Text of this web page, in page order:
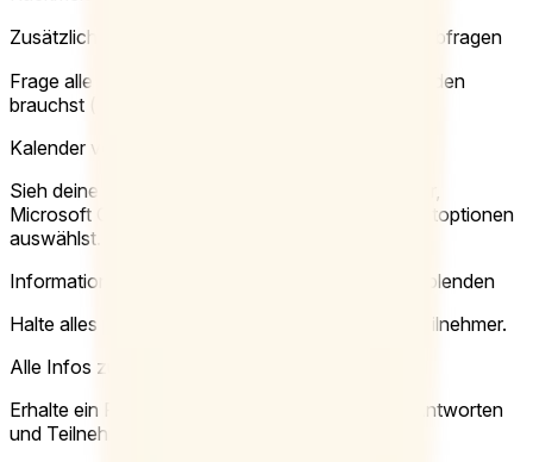
Zusätzliche Informationen von Teilnehmenden abfragen
Frage alle Infos ab, die du von deinen Teilnehmenden
brauchst (z. B. E-Mail, Telefonnummer).
Kalender verbinden
Sieh deine Verfügbarkeit direkt in Google Calendar,
Microsoft Office 365 und iCal, während du die Zeitoptionen
auswählst.
Informationen der Teilnehmenden für andere ausblenden
Halte alles privat und schütze die Daten deiner Teilnehmer.
Alle Infos zum Termin exportieren
Erhalte ein PDF oder eine Excel-Datei mit allen Antworten
und Teilnehmerinformationen.